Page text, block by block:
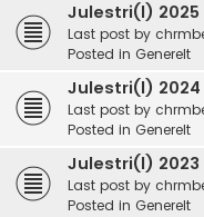
Julestri(l) 2025
Last post by
Posted in Generelt
Julestri(l) 2024
Last post by
Posted in Generelt
Julestri(l) 2023
Last post by
Posted in Generelt